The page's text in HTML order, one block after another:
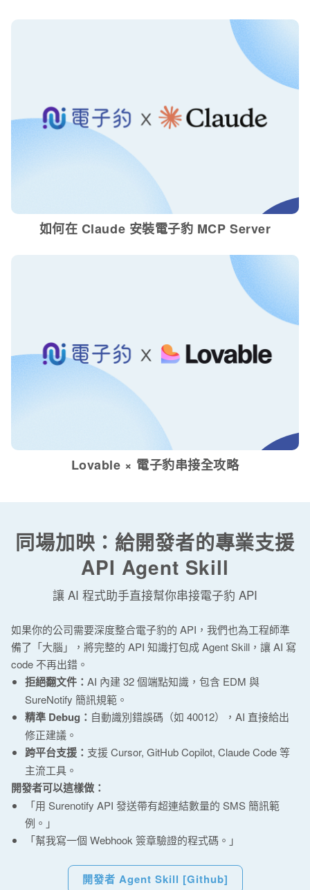
如何在 Claude 安裝電子豹 MCP Server
Lovable × 電子豹串接全攻略
同場加映：給開發者的專業支援
API Agent Skill
讓 AI 程式助手直接幫你串接電子豹 API
如果你的公司需要深度整合電子豹的 API，我們也為工程師準
備了「大腦」，將完整的 API 知識打包成 Agent Skill，讓 AI 寫
code 不再出錯。
拒絕翻文件： AI 內建 32 個端點知識，包含 EDM 與
SureNotify 簡訊規範。
精準 Debug： 自動識別錯誤碼（如 40012），AI 直接給出
修正建議。
跨平台支援： 支援 Cursor, GitHub Copilot, Claude Code 等
主流工具。
開發者可以這樣做：
「用 Surenotify API 發送帶有超連結數量的 SMS 簡訊範
例。」
「幫我寫一個 Webhook 簽章驗證的程式碼。」
開發者 Agent Skill [Github]